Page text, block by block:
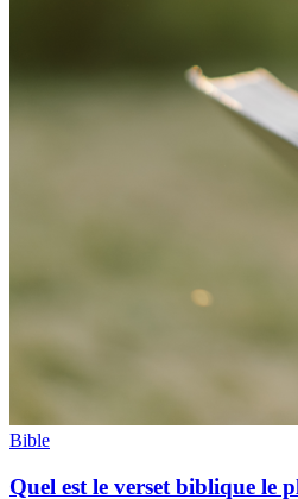
Bible
Quel est le verset biblique le